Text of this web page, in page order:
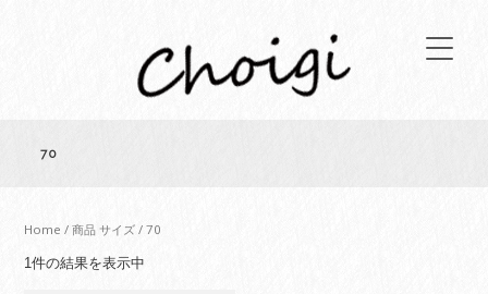
70
Home / 商品 サイズ / 70
1件の結果を表示中